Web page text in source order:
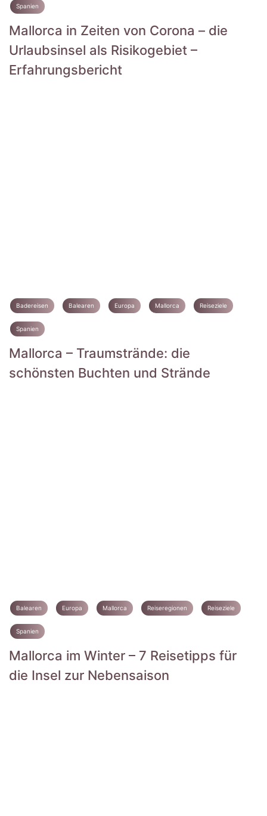
Spanien
Mallorca in Zeiten von Corona – die
Urlaubsinsel als Risikogebiet –
Erfahrungsbericht
Badereisen Balearen Europa Mallorca Reiseziele
Spanien
Mallorca – Traumstrände: die
schönsten Buchten und Strände
Balearen Europa Mallorca Reiseregionen Reiseziele
Spanien
Mallorca im Winter – 7 Reisetipps für
die Insel zur Nebensaison